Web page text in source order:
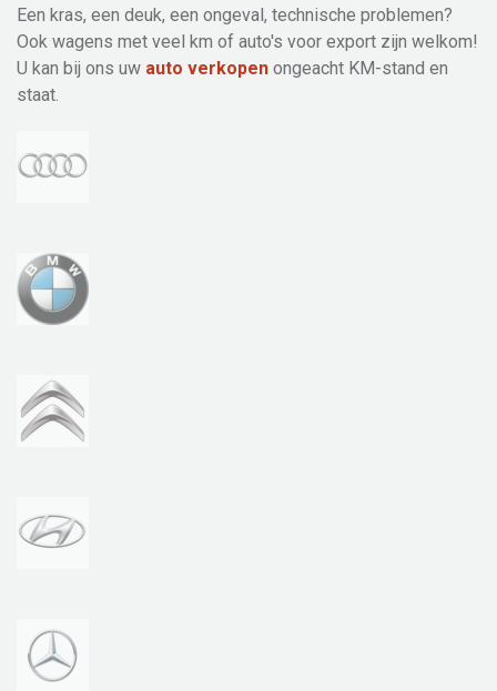
Een kras, een deuk, een ongeval, technische problemen?
Ook wagens met veel km of auto's voor export zijn welkom!
U kan bij ons uw auto verkopen ongeacht KM-stand en
staat.